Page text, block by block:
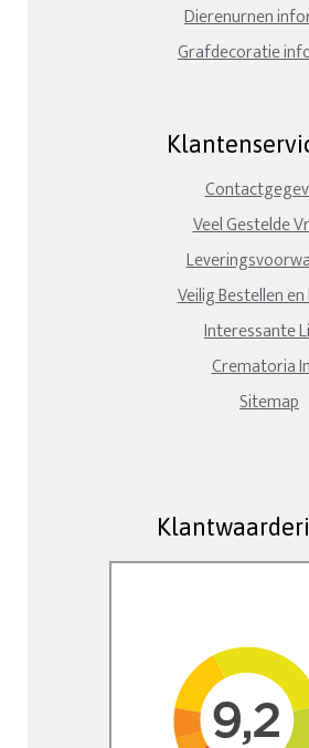
Dierenurnen
Grafdecoratie
Veel Gestelde
Veilig Bestellen
Interessante
Crematoria
Sitemap